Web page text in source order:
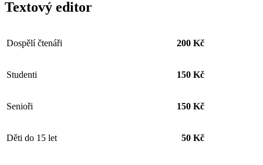
Textový editor
Dospělí čtenáři 200 Kč
Studenti 150 Kč
Senioři 150 Kč
Děti do 15 let 50 Kč